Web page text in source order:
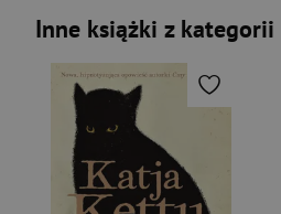
Inne książki z kategorii